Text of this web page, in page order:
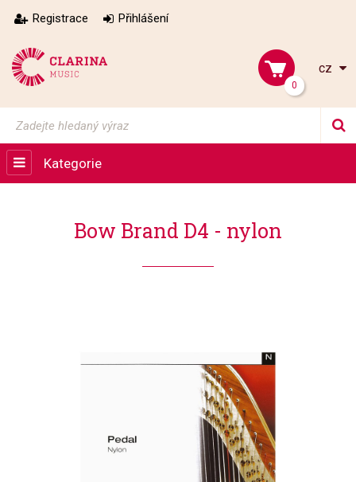
Registrace Přihlášení
0
cz
Kategorie
Bow Brand D4 - nylon